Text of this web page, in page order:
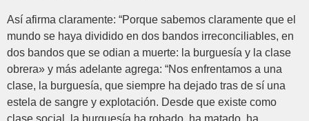
Así afirma claramente: “Porque sabemos claramente que el
mundo se haya dividido en dos bandos irreconciliables, en
dos bandos que se odian a muerte: la burguesía y la clase
obrera» y más adelante agrega: “Nos enfrentamos a una
clase, la burguesía, que siempre ha dejado tras de sí una
estela de sangre y explotación. Desde que existe como
clase social, la burguesía ha robado, ha matado, ha